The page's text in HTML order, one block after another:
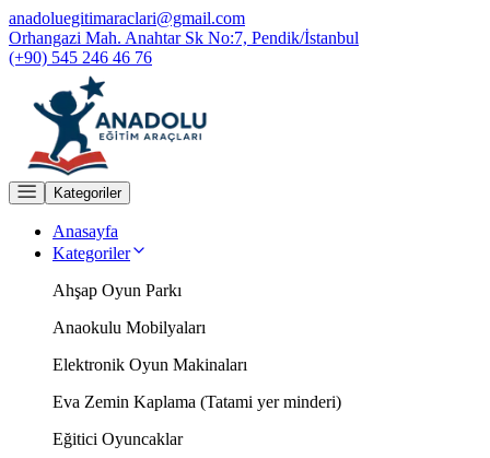
anadoluegitimaraclari@gmail.com
Orhangazi Mah. Anahtar Sk No:7, Pendik/İstanbul
(+90) 545 246 46 76
Kategoriler
Anasayfa
Kategoriler
Ahşap Oyun Parkı
Anaokulu Mobilyaları
Elektronik Oyun Makinaları
Eva Zemin Kaplama (Tatami yer minderi)
Eğitici Oyuncaklar